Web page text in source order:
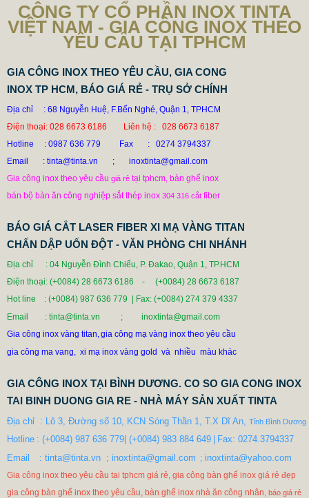
BÀN GHẾ NHÀ ĂN CÔNG NGHIỆP
0 VNĐ
Mã sản phẩm: BAN GHE NHA AN CONG NGHIEP
CÔNG TY CỔ PHẦN INOX TINTA
VIỆT NAM - GIA CÔNG INOX THEO
YÊU CẦU TẠI TPHCM
GIA CÔNG INOX THEO YÊU CẦU, GIA CONG
INOX TP HCM, BÁO GIÁ RẺ - TRỤ SỞ CHÍNH
Địa chỉ : 68 Nguyễn Huệ, F.Bến Nghé, Quận 1, TPHCM
Điện thoại: 028 6673 6186
Liên hệ : 028 6673 6187
Hotline
: 0987 636 779 Fax : 0274 3794337
Email
: tinta@tinta.vn ;
inoxtinta@gmail.com
Gia công inox theo yêu cầu giá rẻ tại tphcm, bàn ghế inox
bán bộ bàn ăn công nghiệp sắt thép inox 304 316 cắt fiber
BÁO GIÁ CẮT LASER FIBER XI MẠ VÀNG TITAN
CHẤN DẬP UỐN ĐỘT - VĂN PHÒNG CHI NHÁNH
Địa chỉ : 04 Nguyễn Đình Chiểu, P. Đakao, Quận 1, TP.HCM
Điện thoại: (+0084) 28 6673 6186 - (+0084) 28 6673 6187
Hot line
: (+0084) 987 636 779 | Fax: (+0084) 274 379 4337
Email
: tinta@tinta.vn ; inoxtinta@gmail.com
Gia công inox vàng titan, gia công mạ vàng inox theo yêu cầu
gia công ma vang, xi mạ inox vàng gold và nhiều màu khác
GIA CÔNG INOX TẠI BÌNH DƯƠNG. CO SO GIA CONG INOX
TAI BINH DUONG GIA RE - NHÀ MÁY SẢN XUẤT TINTA
Địa chỉ  : Lô 3, Đường số 10, KCN Sóng Thần 1, T.X Dĩ An, Tỉnh Bình Dương
Hotline : (+0084) 987 636 779| (+0084) 983 884 649 | Fax: 0274.3794337
Email
: tinta@tinta.vn  ; inoxtinta@gmail.com
  ;
inoxtinta@yahoo.com
Gia công inox theo yêu cầu tại tphcm giá rẻ, gia công bàn ghế inox giá rẻ đẹp
gia công bàn ghế inox theo yêu cầu, bàn ghế inox nhà ăn công nhân báo giá rẻ